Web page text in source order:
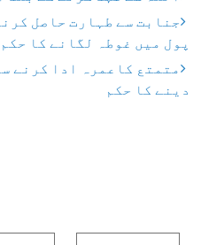
جنابت سے طہارت حاصل
پول میں غوطہ لگانے کا حکم
متمتع کاعمرہ ادا کرنے
دینے کا حکم